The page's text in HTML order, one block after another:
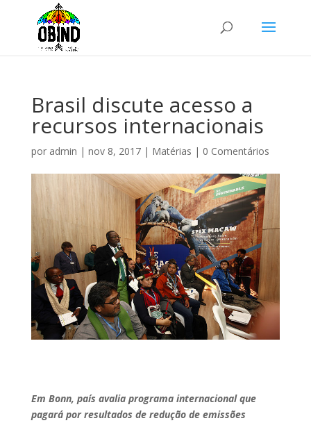
Brasil discute acesso a
recursos internacionais
por admin | nov 8, 2017| Matérias | 0 Comentários
Em Bonn, país avalia programa internacional que
pagará por resultados de redução de emissões